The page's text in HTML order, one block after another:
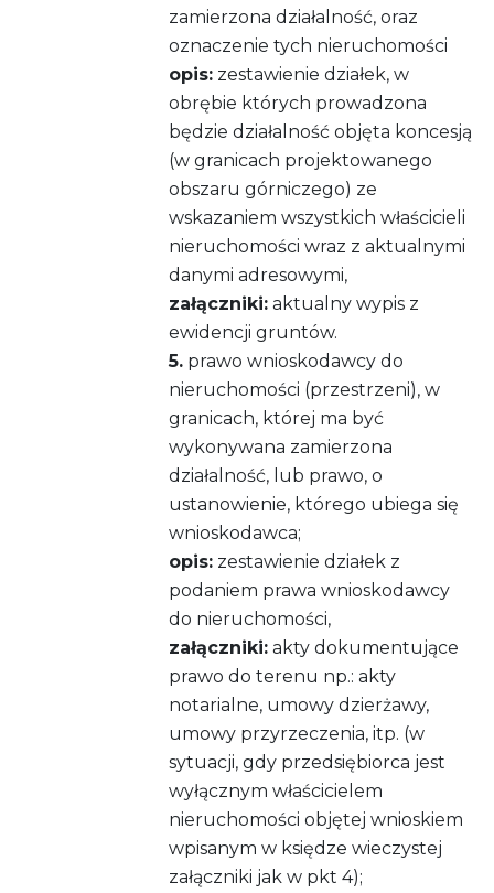
zamierzona działalność, oraz
oznaczenie tych nieruchomości
opis: zestawienie działek, w
obrębie których prowadzona
będzie działalność objęta koncesją
(w granicach projektowanego
obszaru górniczego) ze
wskazaniem wszystkich właścicieli
nieruchomości wraz z aktualnymi
danymi adresowymi,
załączniki: aktualny wypis z
ewidencji gruntów.
5. prawo wnioskodawcy do
nieruchomości (przestrzeni), w
granicach, której ma być
wykonywana zamierzona
działalność, lub prawo, o
ustanowienie, którego ubiega się
wnioskodawca;
opis: zestawienie działek z
podaniem prawa wnioskodawcy
do nieruchomości,
załączniki: akty dokumentujące
prawo do terenu np.: akty
notarialne, umowy dzierżawy,
umowy przyrzeczenia, itp. (w
sytuacji, gdy przedsiębiorca jest
wyłącznym właścicielem
nieruchomości objętej wnioskiem
wpisanym w księdze wieczystej
załączniki jak w pkt 4);